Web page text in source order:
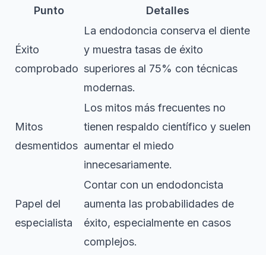
Punto Detalles
Éxito
comprobado
La endodoncia conserva el diente
y muestra tasas de éxito
superiores al 75% con técnicas
modernas.
Mitos
desmentidos
Los mitos más frecuentes no
tienen respaldo científico y suelen
aumentar el miedo
innecesariamente.
Papel del
especialista
Contar con un endodoncista
aumenta las probabilidades de
éxito, especialmente en casos
complejos.